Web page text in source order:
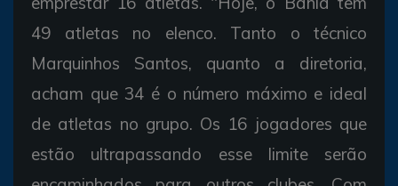
49 atletas no elenco. Tanto o técnico
Marquinhos Santos, quanto a diretoria,
acham que 34 é o número máximo e ideal
de atletas no grupo. Os 16 jogadores que
estão ultrapassando esse limite serão